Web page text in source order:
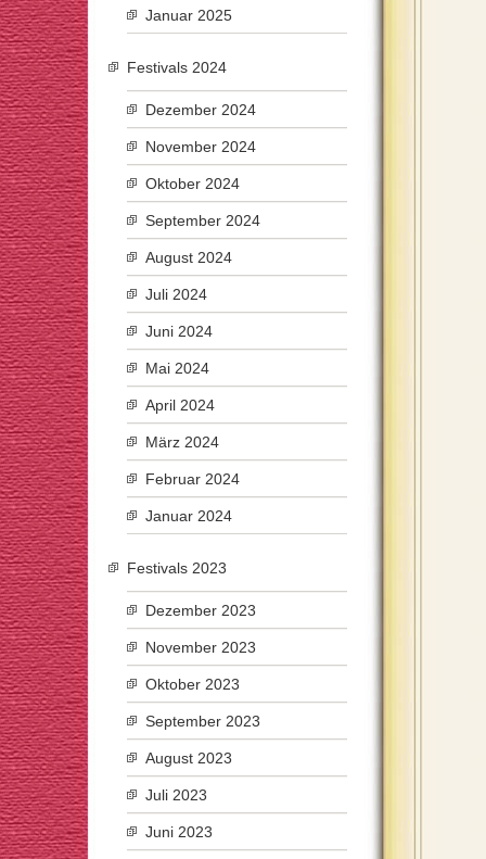
Januar 2025
Festivals 2024
Dezember 2024
November 2024
Oktober 2024
September 2024
August 2024
Juli 2024
Juni 2024
Mai 2024
April 2024
März 2024
Februar 2024
Januar 2024
Festivals 2023
Dezember 2023
November 2023
Oktober 2023
September 2023
August 2023
Juli 2023
Juni 2023